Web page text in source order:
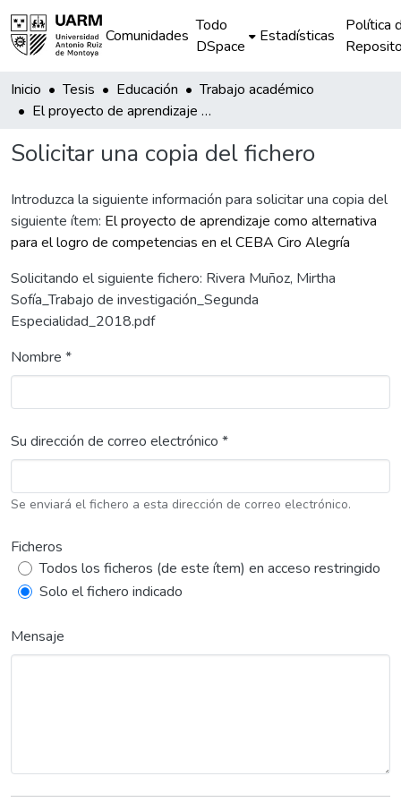
Comunidades
Todo
DSpace
Estadísticas
Política
Inicio Tesis Educación
Trabajo académico
El proyecto de aprendizaje como alternativa para el logro de competencias en el CEBA Ciro Alegría
Solicitar una copia del fichero
Introduzca la siguiente información para solicitar una copia del
siguiente ítem: El proyecto de aprendizaje como alternativa
para el logro de competencias en el CEBA Ciro Alegría
Solicitando el siguiente fichero: Rivera Muñoz, Mirtha
Sofía_Trabajo de investigación_Segunda
Especialidad_2018.pdf
Nombre *
Su dirección de correo electrónico *
Se enviará el fichero a esta dirección de correo electrónico.
Ficheros
Todos los ficheros (de este ítem) en acceso restringido
Solo el fichero indicado
Mensaje